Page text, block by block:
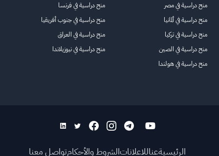
منح دراسية في مصر
منح دراسية في ألمانيا
منح دراسية في تركيا
منح دراسية في الصين
منح دراسية في هولندا
منح دراسية في فرنسا
منح دراسية في جنوب أفريقيا
منح دراسية في العراق
منح دراسية في نيوزيلاندا
الرئيسيةعناللاعلاناتالشروط والأحكامتواصل معنا